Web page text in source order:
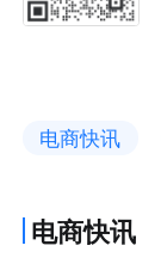
电商快讯
电商快讯